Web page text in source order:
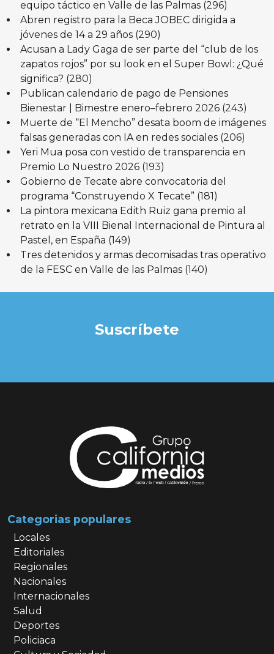
equipo táctico en Valle de las Palmas (296)
Abren registro para la Beca JOBEC dirigida a
jóvenes de 14 a 29 años (290)
Acusan a Lady Gaga de ser parte del “club de los
zapatos rojos” por su look en el Super Bowl: ¿Qué
significa? (280)
Publican calendario de pago de Pensiones
Bienestar | Bimestre enero–febrero 2026 (243)
Muerte de “El Mencho” desata boom de imágenes
falsas generadas con IA en redes sociales (206)
Yeri Mua posa con vestido de transparencia en
Premio Lo Nuestro 2026 (193)
Gobierno de Tecate abre convocatoria del
programa “Construyendo X Tecate” (181)
La pintora mexicana Edith Ruiz gana premio al
retrato en la VIII Bienal Internacional de Pintura al
Pastel, en España (149)
Tres detenidos y armas decomisadas tras operativo
de la FESC en Valle de las Palmas (140)
Suscríbete
Categorias populares
Locales
Editoriales
Regionales
Nacionales
Internacionales
Salud
Deportes
Policiaca